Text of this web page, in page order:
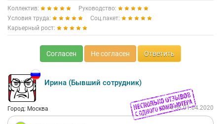
Коллектив:
Руководство:
Условия труда:
Соц.пакет:
Карьерный рост:
Согласен Не согласен Ответить
Ирина (Бывший сотрудник)
Город: Москва 14:56 01.04.2020